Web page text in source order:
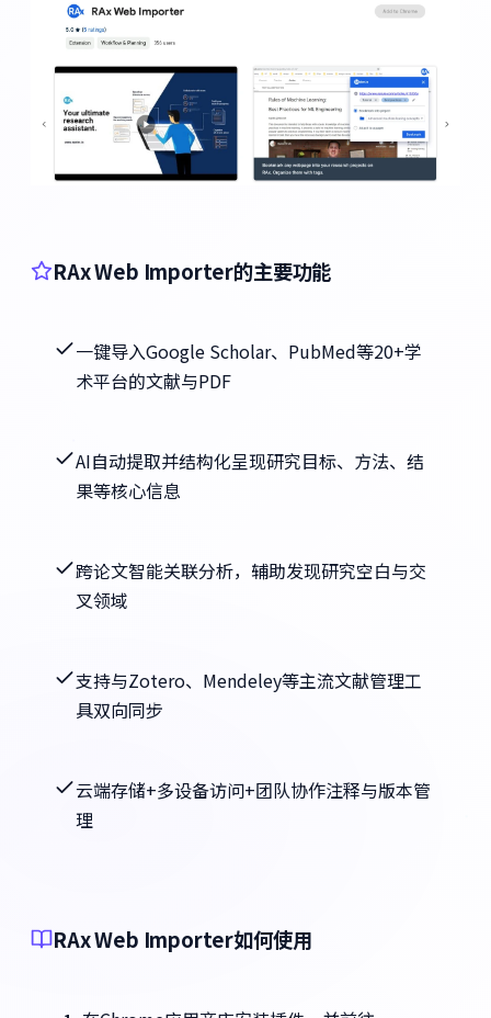
RAx Web Importer的主要功能
一键导入Google Scholar、PubMed等20+学
术平台的文献与PDF
AI自动提取并结构化呈现研究目标、方法、结
果等核心信息
跨论文智能关联分析，辅助发现研究空白与交
叉领域
支持与Zotero、Mendeley等主流文献管理工
具双向同步
云端存储+多设备访问+团队协作注释与版本管
理
RAx Web Importer如何使用